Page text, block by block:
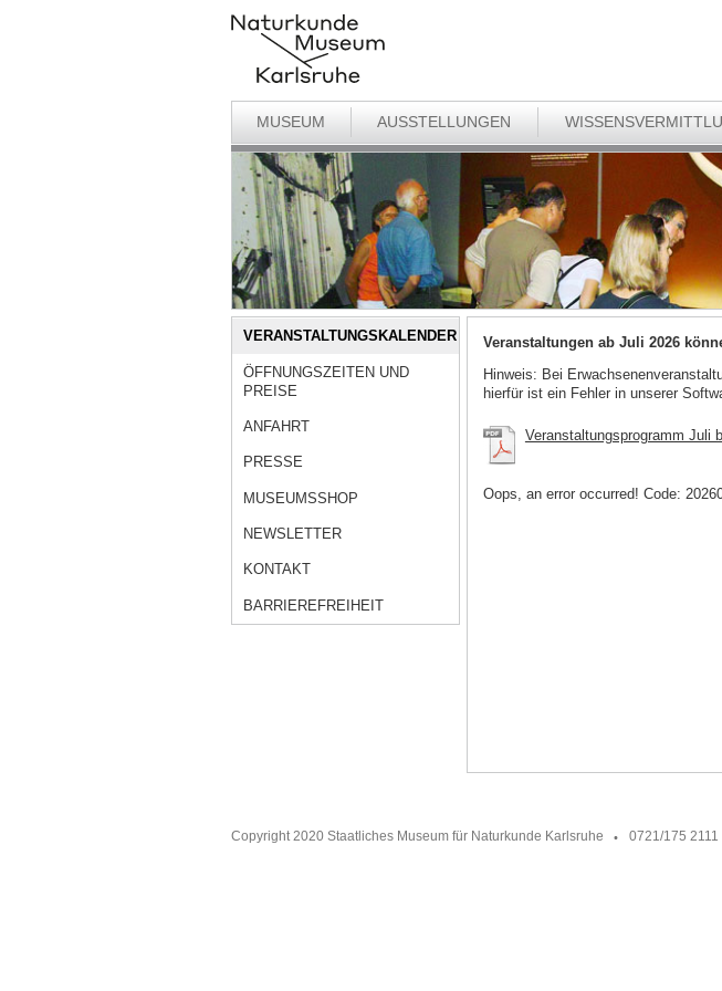
MUSEUM AUSSTELLUNGEN
VERANSTALTUNGSKALENDER
ÖFFNUNGSZEITEN UND
PREISE
ANFAHRT
PRESSE
MUSEUMSSHOP
NEWSLETTER
KONTAKT
BARRIEREFREIHEIT
Veranstaltungen ab Juli 2026
Hinweis: Bei
hierfür ist ein Fehler in unserer
Veranstaltungsprogramm Juli
Oops, an error occurred! Code:
Copyright 2020 Staatliches Museum für Naturkunde Karlsruhe 0721/175 2111